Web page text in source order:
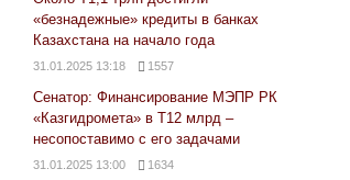
«безнадежные» кредиты в банках
Казахстана на начало года
31.01.2025 13:18 1557
Сенатор: Финансирование МЭПР РК
«Казгидромета» в Т12 млрд –
несопоставимо с его задачами
31.01.2025 13:00 1634